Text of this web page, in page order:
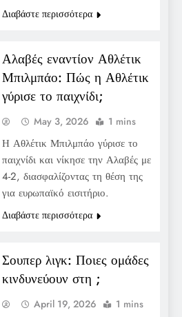
Διαβάστε περισσότερα
Αλαβές εναντίον Αθλέτικ
Μπιλμπάο: Πώς η Αθλέτικ
γύρισε το παιχνίδι;
May 3, 2026 1 mins
Η Αθλέτικ Μπιλμπάο γύρισε το
παιχνίδι και νίκησε την Αλαβές με
4-2, διασφαλίζοντας τη θέση της
για ευρωπαϊκό εισιτήριο.
Διαβάστε περισσότερα
Σουπερ λιγκ: Ποιες ομάδες
κινδυνεύουν στη ;
April 19, 2026 1 mins